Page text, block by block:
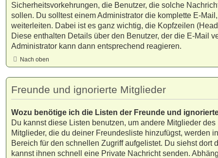
Sicherheitsvorkehrungen, die Benutzer, die solche
sollen. Du solltest einem Administrator die komplette E-
weiterleiten. Dabei ist es ganz wichtig, die Kopfzeilen
Diese enthalten Details über den Benutzer, der die E-Mail
Administrator kann dann entsprechend reagieren.
Nach oben
Freunde und ignorierte Mitglieder
Wozu benötige ich die Listen der Freunde und
Du kannst diese Listen benutzen, um andere Mitglieder
Mitglieder, die du deiner Freundesliste hinzufügst, werden
Bereich für den schnellen Zugriff aufgelistet. Du siehst dort
kannst ihnen schnell eine Private Nachricht senden.